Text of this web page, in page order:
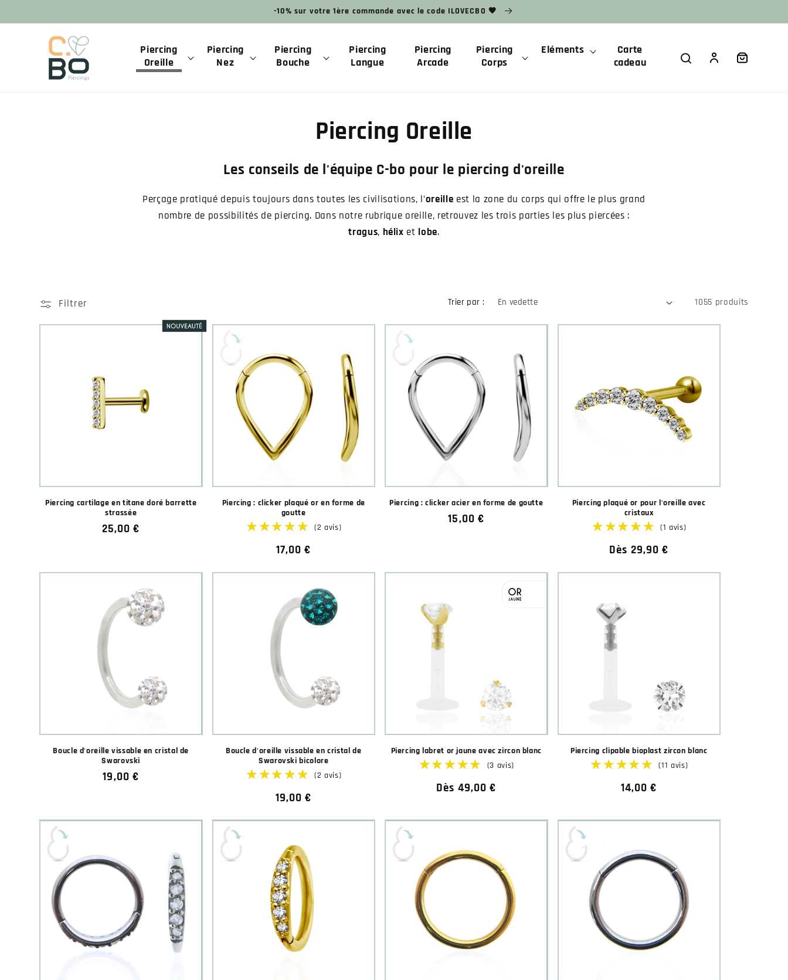
au
contenu
-10% sur votre 1ère commande avec le code ILOVECBO 🧡
Piercing
Oreille
Piercing
Nez
Piercing
Bouche
Piercing
Langue
Piercing
Arcade
Piercing
Corps
Eléments
Carte
cadeau
ConnexionPanier
Piercing Oreille
Les conseils de l'équipe C-bo pour le piercing d'oreille
Perçage pratiqué depuis toujours dans toutes les civilisations, l’oreille est la zone du corps qui offre le plus grand
nombre de possibilités de piercing. Dans notre rubrique oreille, retrouvez les trois parties les plus piercées :
tragus, hélix et lobe.
Filtrer Trier par : 1055 produits
Piercing cartilage en titane doré barrette
strassée
Prix
25,00 €
Piercing : clicker plaqué or en forme de
goutte
Prix
17,00 €
Piercing : clicker acier en forme de goutte
Prix
15,00 €
Piercing plaqué or pour l'oreille avec
cristaux
Prix
Dès 29,90 €
Boucle d'oreille vissable en cristal de
Swarovski
Prix
19,00 €
Boucle d'oreille vissable en cristal de
Swarovski bicolore
Prix
19,00 €
Piercing labret or jaune avec zircon blanc
(3 avis)
Prix
Dès 49,00 €
Piercing clipable bioplast zircon blanc
Prix
14,00 €